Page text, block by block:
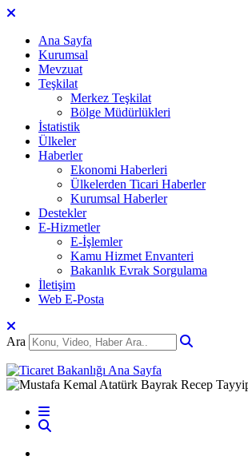
Ana Sayfa
Kurumsal
Mevzuat
Teşkilat
Merkez Teşkilat
Bölge Müdürlükleri
İstatistik
Ülkeler
Haberler
Ekonomi Haberleri
Ülkelerden Ticari Haberler
Kurumsal Haberler
Destekler
E-Hizmetler
E-İşlemler
Kamu Hizmet Envanteri
Bakanlık Evrak Sorgulama
İletişim
Web E-Posta
Ara
T.C. Ticaret Bakanlığı